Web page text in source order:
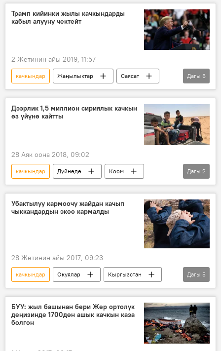
Афганистан
балдар
Трамп кийинки жылы качкындарды
кабыл алууну чектейт
2 Жетинин айы 2019, 11:57
качкындар Жаңылыктар
Саясат
Дүйнөдө
АКШ
Дональд Трамп
президент
чектөө буйрук
Дагы 6
Дээрлик 1,5 миллион сириялык качкын
өз үйүнө кайтты
28 Аяк оона 2018, 09:02
качкындар Дүйнөдө
Коом
Жаңылыктар
Сирия
Дагы 2
Убактылуу кармоочу жайдан качып
чыккандардын экөө кармалды
28 Жетинин айы 2017, 09:23
качкындар Окуялар
Кыргызстан
Коом
Жаңылыктар
Сокулук району
милиция
Убактылуу кармоочу жайдан качып чыккандар
Дагы 5
БУУ: жыл башынан бери Жер ортолук
деңизинде 1700дөн ашык качкын каза
болгон